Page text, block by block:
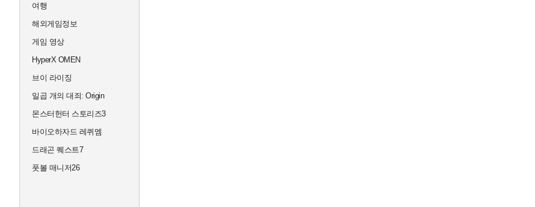
여행
해외게임정보
게임 영상
HyperX OMEN
브이 라이징
일곱 개의 대죄: Origin
몬스터헌터 스토리즈3
바이오하자드 레퀴엠
드래곤 퀘스트7
풋볼 매니저26